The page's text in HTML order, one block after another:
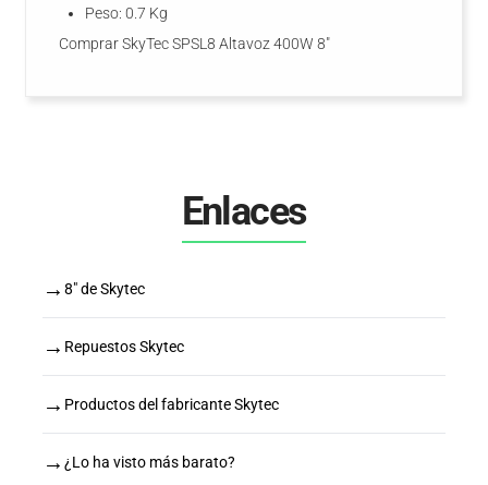
Peso: 0.7 Kg
Comprar SkyTec SPSL8 Altavoz 400W 8"
Enlaces
→ 8" de Skytec
→ Repuestos Skytec
→ Productos del fabricante Skytec
→ ¿Lo ha visto más barato?